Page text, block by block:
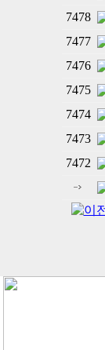
7478
7477
7476
7475
7474
7473
7472